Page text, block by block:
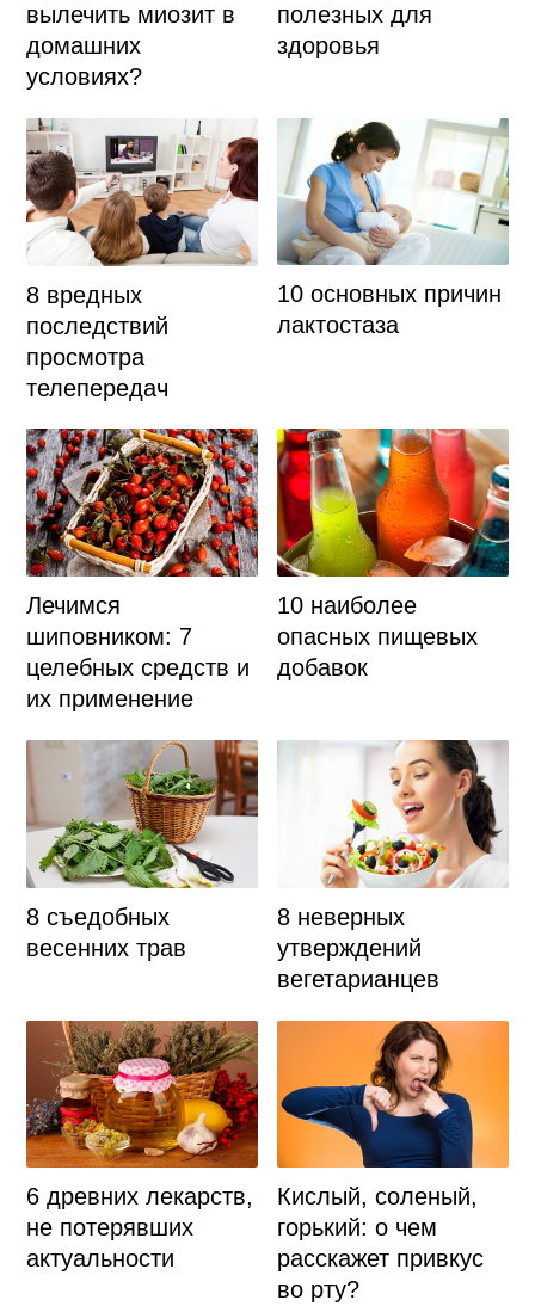
вылечить миозит в
домашних
условиях?
полезных для
здоровья
8 вредных
последствий
просмотра
телепередач
10 основных причин
лактостаза
Лечимся
шиповником: 7
целебных средств и
их применение
10 наиболее
опасных пищевых
добавок
8 съедобных
весенних трав
8 неверных
утверждений
вегетарианцев
6 древних лекарств,
не потерявших
актуальности
Кислый, соленый,
горький: о чем
расскажет привкус
во рту?